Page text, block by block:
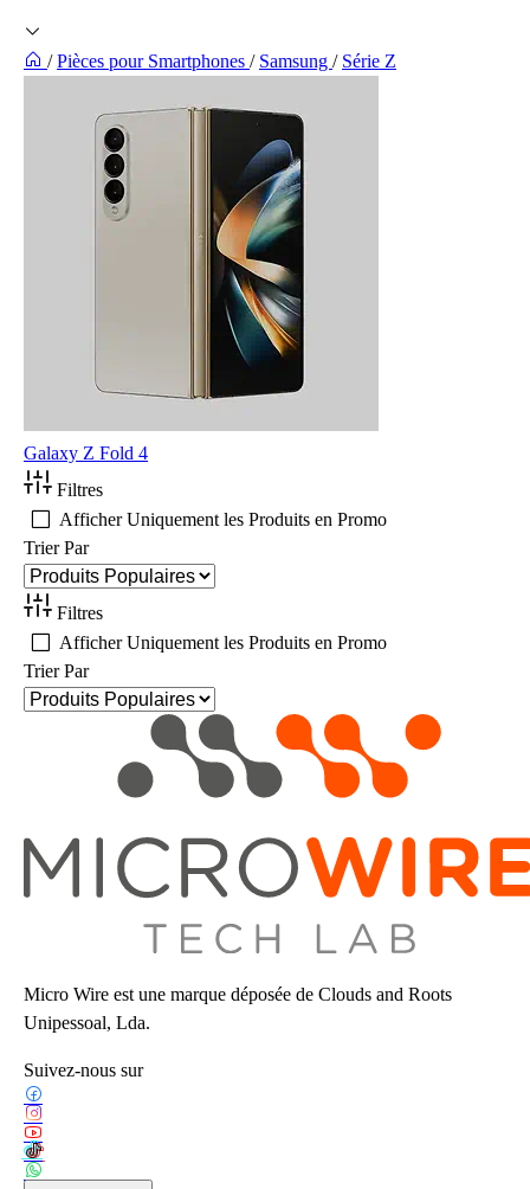
/ Pièces pour Smartphones / Samsung / Série Z
Galaxy Z Fold 4
Filtres
Afficher Uniquement les Produits en Promo
Trier Par
Filtres
Afficher Uniquement les Produits en Promo
Trier Par
Micro Wire est une marque déposée de Clouds and Roots
Unipessoal, Lda.
Suivez-nous sur